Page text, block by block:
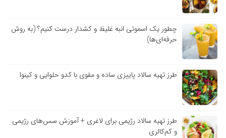
چطور یک اسموتی انبه غلیظ و کشدار درست کنیم؟ (به روش
حرفه‌ای‌ها)
طرز تهیه سالاد پاییزی ساده و مقوی با کدو حلوایی و کینوا
طرز تهیه سالاد رژیمی برای لاغری + آموزش سس‌های رژیمی
و کم‌کالری